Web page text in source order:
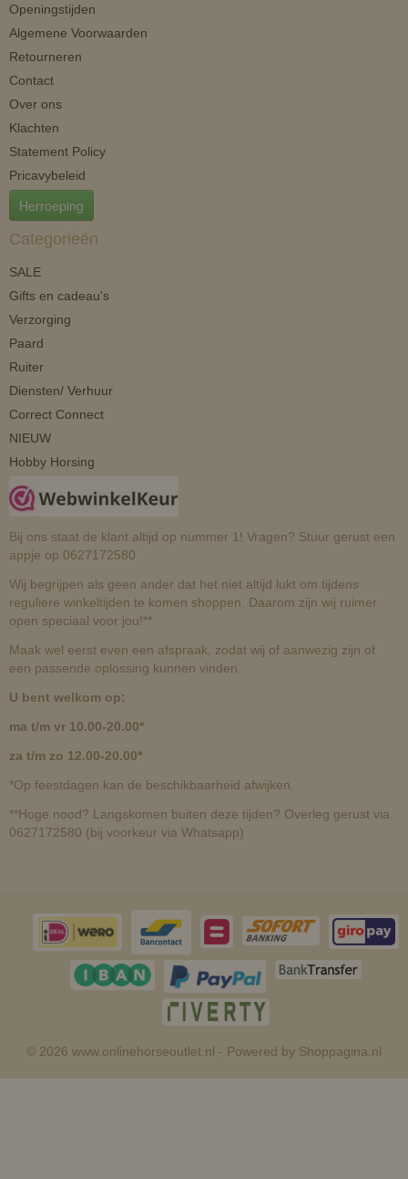
Openingstijden
Algemene Voorwaarden
Retourneren
Contact
Over ons
Klachten
Statement Policy
Pricavybeleid
Herroeping
Categorieën
SALE
Gifts en cadeau's
Verzorging
Paard
Ruiter
Diensten/ Verhuur
Correct Connect
NIEUW
Hobby Horsing
Bij ons staat de klant altijd op nummer 1! Vragen? Stuur gerust een
appje op 0627172580
Wij begrijpen als geen ander dat het niet altijd lukt om tijdens
reguliere winkeltijden te komen shoppen. Daarom zijn wij ruimer
open speciaal voor jou!**
Maak wel eerst even een afspraak, zodat wij of aanwezig zijn of
een passende oplossing kunnen vinden.
U bent welkom op:
ma t/m vr 10.00-20.00*
za t/m zo 12.00-20.00*
*Op feestdagen kan de beschikbaarheid afwijken.
**Hoge nood? Langskomen buiten deze tijden? Overleg gerust via
0627172580 (bij voorkeur via Whatsapp)
© 2026 www.onlinehorseoutlet.nl - Powered by Shoppagina.nl